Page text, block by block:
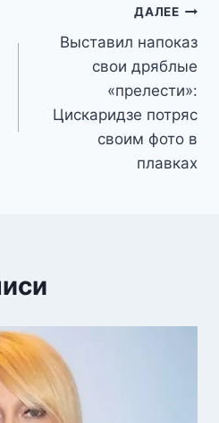
ДАЛЕЕ
Выставил напоказ
свои дряблые
«прелести»:
Цискаридзе потряс
своим фото в
плавках